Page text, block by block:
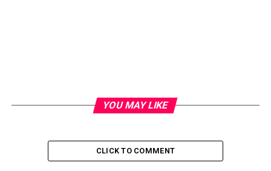
YOU MAY LIKE
CLICK TO COMMENT